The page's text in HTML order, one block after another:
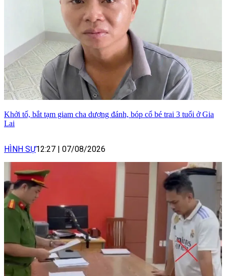
Khởi tố, bắt tạm giam cha dượng đánh, bóp cổ bé trai 3 tuổi ở Gia
Lai
HÌNH SỰ12:27 | 07/08/2026